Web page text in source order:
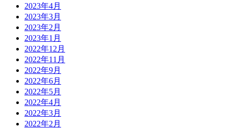
2023年4月
2023年3月
2023年2月
2023年1月
2022年12月
2022年11月
2022年9月
2022年6月
2022年5月
2022年4月
2022年3月
2022年2月